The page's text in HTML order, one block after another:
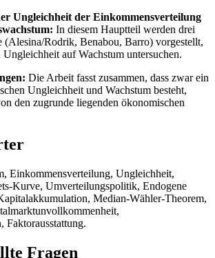
Ungleichheit der Einkommensverteilung
In diesem Hauptteil werden drei
(Alesina/Rodrik, Benabou, Barro) vorgestellt,
auf Wachstum untersuchen.
Die Arbeit fasst zusammen, dass zwar ein
Ungleichheit und Wachstum besteht,
den zugrunde liegenden ökonomischen
Einkommensverteilung, Ungleichheit,
Kurve, Umverteilungspolitik, Endogene
Median-Wähler-Theorem,
Faktorausstattung.
Fragen